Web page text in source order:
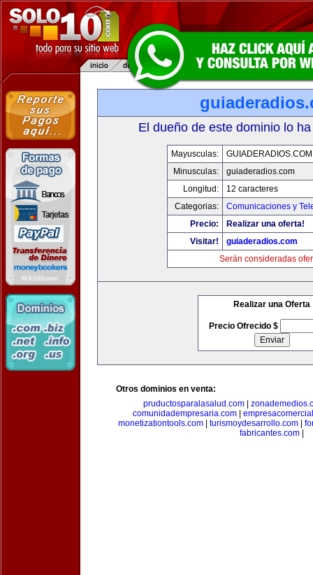
El dueño de este dominio lo
Mayusculas:
GUIADERADIOS.COM
Minusculas:
guiaderadios.com
Longitud:
12 caracteres
Categorias:
Comunicaciones y
Precio:
Realizar una oferta!
Visitar!
guiaderadios.com
Serán consideradas
Realizar una Oferta
Precio Ofrecido $
Otros dominios en venta:
pruductosparalasalud.com|
comunidadempresaria.com
monetizationtools.com| turismoydesarrollo.com|
fabricantes.com